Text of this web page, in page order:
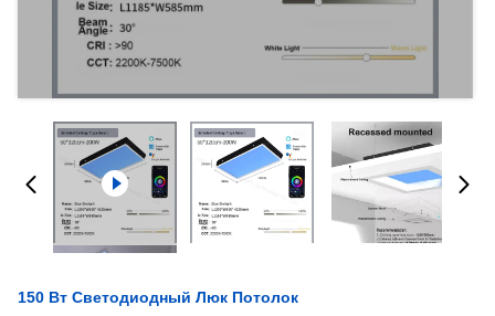
150 Вт Светодиодный Люк Потолок